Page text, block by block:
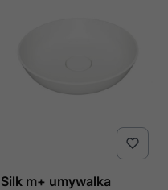
Silk m+ umywalka